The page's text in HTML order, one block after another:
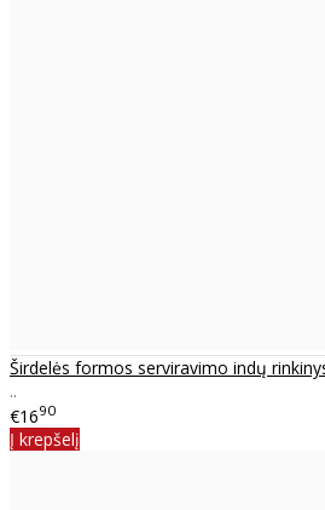
Širdelės formos serviravimo indų
..
€1690
Į krepšelį